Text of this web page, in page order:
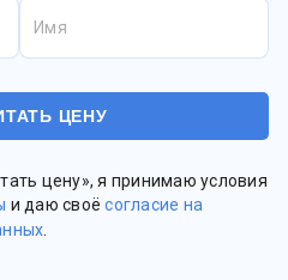
Имя
цену», я принимаю условия
и даю своёсогласие на